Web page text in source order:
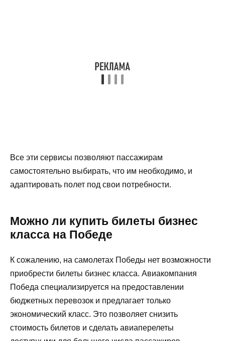
Все эти сервисы позволяют пассажирам
самостоятельно выбирать, что им необходимо, и
адаптировать полет под свои потребности.
Можно ли купить билеты бизнес
класса на Победе
К сожалению, на самолетах Победы нет возможности
приобрести билеты бизнес класса. Авиакомпания
Победа специализируется на предоставлении
бюджетных перевозок и предлагает только
экономический класс. Это позволяет снизить
стоимость билетов и сделать авиаперелеты